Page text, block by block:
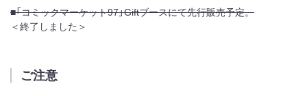
■「コミックマーケット97」Giftブースにて先行販売予定。
＜終了しました＞
ご注意